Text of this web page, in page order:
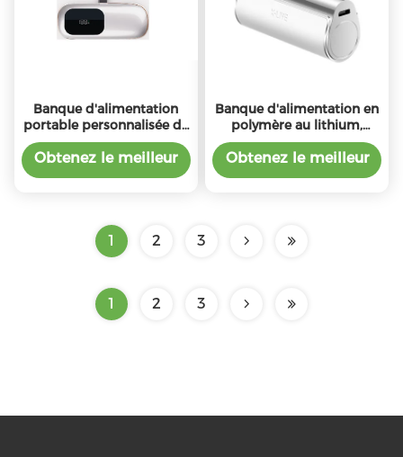
Banque d'alimentation
portable personnalisée de
4500 mAh avec prise
intégrée certifiée MSDS
Obtenez le meilleur
Banque d'alimentation en
polymère au lithium,
capacité 4500 mAh,
charge de 1 à 2 heures.
Obtenez le meilleur
1 2 3
1 2 3